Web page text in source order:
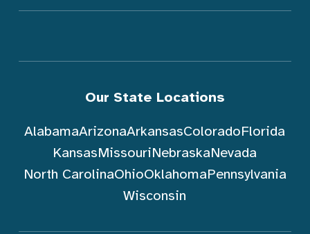
Our State Locations
AlabamaArizonaArkansasColoradoFlorida
KansasMissouriNebraskaNevada
North CarolinaOhioOklahomaPennsylvania
Wisconsin